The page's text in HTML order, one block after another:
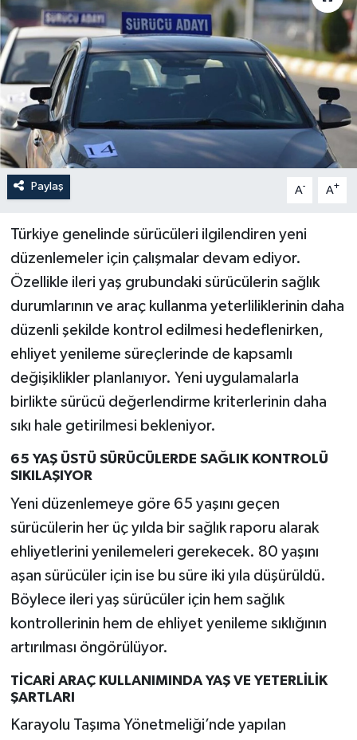
Paylaş A- A+
Türkiye genelinde sürücüleri ilgilendiren yeni
düzenlemeler için çalışmalar devam ediyor.
Özellikle ileri yaş grubundaki sürücülerin sağlık
durumlarının ve araç kullanma yeterliliklerinin daha
düzenli şekilde kontrol edilmesi hedeflenirken,
ehliyet yenileme süreçlerinde de kapsamlı
değişiklikler planlanıyor. Yeni uygulamalarla
birlikte sürücü değerlendirme kriterlerinin daha
sıkı hale getirilmesi bekleniyor.
65 YAŞ ÜSTÜ SÜRÜCÜLERDE SAĞLIK KONTROLÜ
SIKILAŞIYOR
Yeni düzenlemeye göre 65 yaşını geçen
sürücülerin her üç yılda bir sağlık raporu alarak
ehliyetlerini yenilemeleri gerekecek. 80 yaşını
aşan sürücüler için ise bu süre iki yıla düşürüldü.
Böylece ileri yaş sürücüler için hem sağlık
kontrollerinin hem de ehliyet yenileme sıklığının
artırılması öngörülüyor.
TİCARİ ARAÇ KULLANIMINDA YAŞ VE YETERLİLİK
ŞARTLARI
Karayolu Taşıma Yönetmeliği’nde yapılan